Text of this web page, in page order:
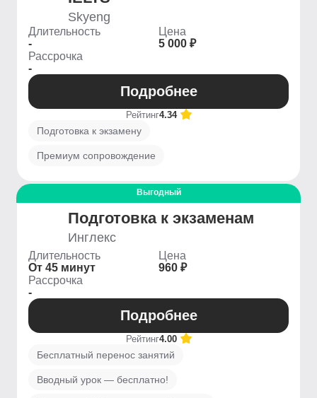
Skyeng
Длительность
-
Цена
5 000 ₽
Рассрочка
-
Подробнее
Рейтинг4.34
Подготовка к экзамену
Премиум сопровождение
Выгодный
Подготовка к экзаменам
Инглекс
Длительность
От 45 минут
Цена
960 ₽
Рассрочка
-
Подробнее
Рейтинг4.00
Бесплатный перенос занятий
Вводный урок — бесплатно!